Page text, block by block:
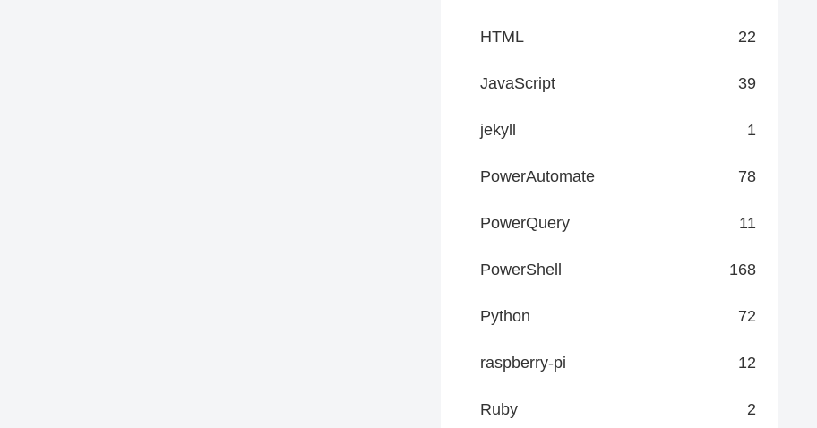
HTML 22
JavaScript 39
jekyll 1
PowerAutomate 78
PowerQuery 11
PowerShell 168
Python 72
raspberry-pi 12
Ruby 2